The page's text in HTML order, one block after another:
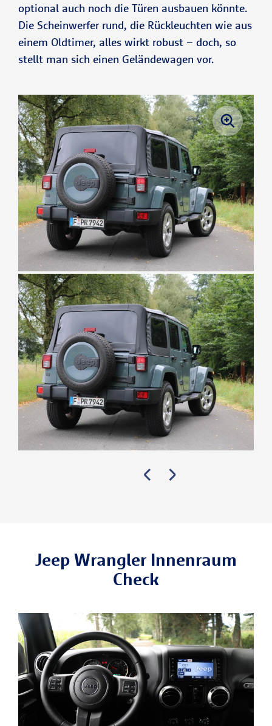
optional auch noch die Türen ausbauen könnte.
Die Scheinwerfer rund, die Rückleuchten wie aus
einem Oldtimer, alles wirkt robust – doch, so
stellt man sich einen Geländewagen vor.
Jeep Wrangler Innenraum
Check